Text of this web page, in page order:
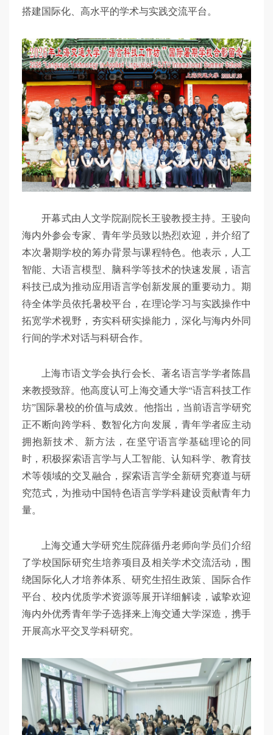
搭建国际化、高水平的学术与实践交流平台。
开幕式由人文学院副院长王骏教授主持。王骏向
海内外参会专家、青年学员致以热烈欢迎，并介绍了
本次暑期学校的筹办背景与课程特色。他表示，人工
智能、大语言模型、脑科学等技术的快速发展，语言
科技已成为推动应用语言学创新发展的重要动力。期
待全体学员依托暑校平台，在理论学习与实践操作中
拓宽学术视野，夯实科研实操能力，深化与海内外同
行间的学术对话与科研合作。
上海市语文学会执行会长、著名语言学学者陈昌
来教授致辞。他高度认可上海交通大学“语言科技工作
坊”国际暑校的价值与成效。他指出，当前语言学研究
正不断向跨学科、数智化方向发展，青年学者应主动
拥抱新技术、新方法，在坚守语言学基础理论的同
时，积极探索语言学与人工智能、认知科学、教育技
术等领域的交叉融合，探索语言学全新研究赛道与研
究范式，为推动中国特色语言学学科建设贡献青年力
量。
上海交通大学研究生院薛循丹老师向学员们介绍
了学校国际研究生培养项目及相关学术交流活动，围
绕国际化人才培养体系、研究生招生政策、国际合作
平台、校内优质学术资源等展开详细解读，诚挚欢迎
海内外优秀青年学子选择来上海交通大学深造，携手
开展高水平交叉学科研究。